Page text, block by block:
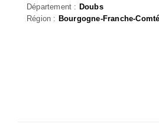
Département : Doubs
Région : Bourgogne-Franche-Comté